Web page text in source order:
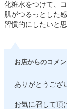
化粧水をつけて、
肌がつるっとした
習慣的にしたいと思
お店からのコメン
ありがとうござ
お気に召して頂